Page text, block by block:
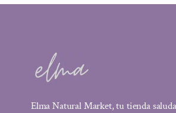
Elma Natural Market, tu tienda